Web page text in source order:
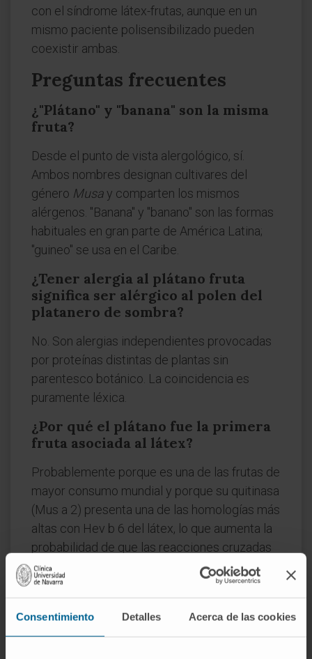
Consentimiento Detalles Acerca de las cookies
con el síndrome látex-frutas, aunque en un
mismo paciente polisensibilizado pueden
coexistir ambas.
Preguntas frecuentes
¿"Plátano" y "banana" son la misma
fruta?
Desde el punto de vista alergológico, sí.
Ambos nombres designan cultivares del
género Musay comparten los mismos
alérgenos. "Banana" y "banano" son las formas
habituales en gran parte de América Latina;
"guineo" se usa en el Caribe.
¿Tener alergia al plátano fruta
significa ser alérgico al polen del
platanero de sombra?
No. Son alergias independientes provocadas
por proteínas distintas de plantas sin
parentesco botánico. La coincidencia es
puramente léxica.
¿Por qué el plátano fue la primera
fruta asociada al látex?
Probablemente porque es una de las frutas de
mayor consumo mundial y porque su quitinasa
(Mus a 2) presenta una de las homologías más
altas con Hev b 6 del látex, lo que aumenta la
probabilidad de que las reacciones cruzadas
sean clínicamente aparentes.
Referencias